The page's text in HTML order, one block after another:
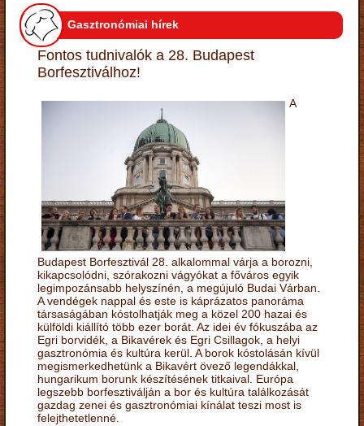
Gasztronómiai hírek
Fontos tudnivalók a 28. Budapest
Borfesztiválhoz!
A
Budapest Borfesztivál 28. alkalommal várja a borozni,
kikapcsolódni, szórakozni vágyókat a főváros egyik
legimpozánsabb helyszínén, a megújuló Budai Várban.
A vendégek nappal és este is káprázatos panoráma
társaságában kóstolhatják meg a közel 200 hazai és
külföldi kiállító több ezer borát. Az idei év fókuszába az
Egri borvidék, a Bikavérek és Egri Csillagok, a helyi
gasztronómia és kultúra kerül. A borok kóstolásán kívül
megismerkedhetünk a Bikavért övező legendákkal,
hungarikum borunk készítésének titkaival. Európa
legszebb borfesztiválján a bor és kultúra találkozását
gazdag zenei és gasztronómiai kínálat teszi most is
felejthetetlenné.